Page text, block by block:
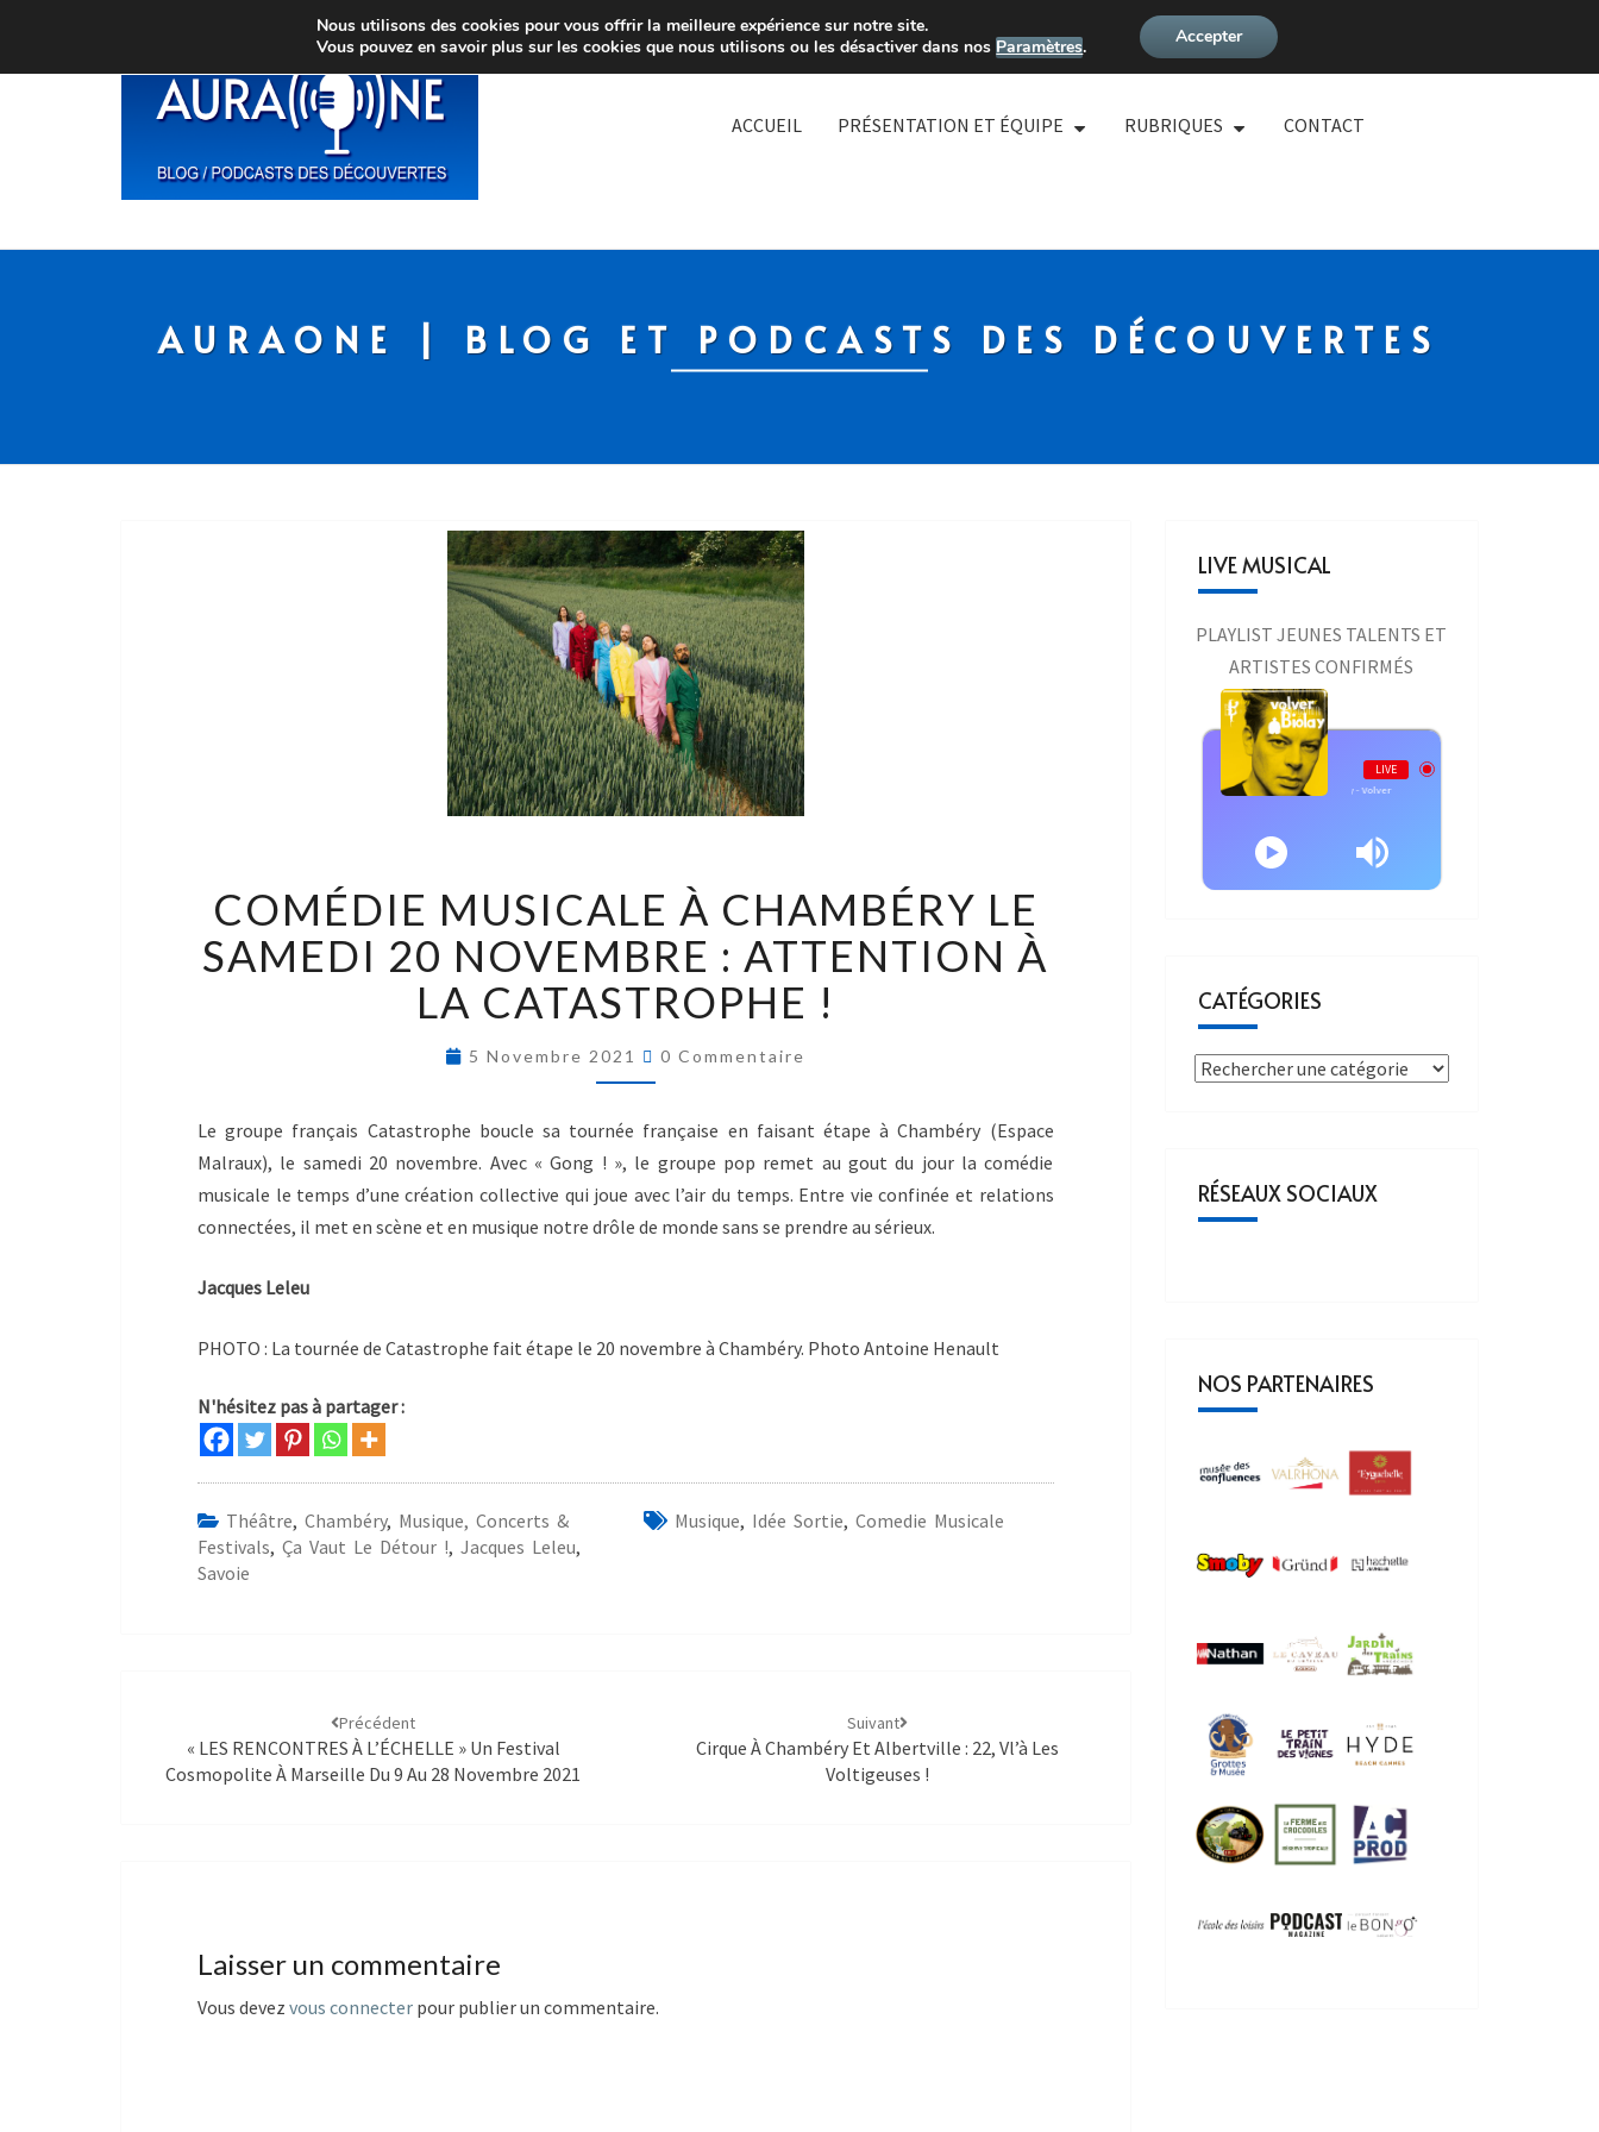
ACCUEIL PRÉSENTATION ET ÉQUIPE RUBRIQUES CONTACT
AURAONE | BLOG ET PODCASTS DES DÉCOUVERTES
COMÉDIE MUSICALE À CHAMBÉRY LE
SAMEDI 20 NOVEMBRE : ATTENTION À
LA CATASTROPHE !
5 Novembre 2021 0 Commentaire
Le groupe français Catastrophe boucle sa tournée française en faisant étape à Chambéry (Espace
Malraux), le samedi 20 novembre. Avec « Gong ! », le groupe pop remet au gout du jour la comédie
musicale le temps d’une création collective qui joue avec l’air du temps. Entre vie confinée et relations
connectées, il met en scène et en musique notre drôle de monde sans se prendre au sérieux.
Jacques Leleu
PHOTO : La tournée de Catastrophe fait étape le 20 novembre à Chambéry. Photo Antoine Henault
N'hésitez pas à partager :
Théâtre, Chambéry, Musique, Concerts &
Festivals, Ça Vaut Le Détour !, Jacques Leleu,
Savoie
Musique, Idée Sortie, Comedie Musicale
Précédent
« LES RENCONTRES À L’ÉCHELLE » Un Festival
Cosmopolite À Marseille Du 9 Au 28 Novembre 2021
Suivant
Cirque À Chambéry Et Albertville : 22, Vl’à Les
Voltigeuses !
Laisser un commentaire
Vous devez vous connecter pour publier un commentaire.
LIVE MUSICAL
PLAYLIST JEUNES TALENTS ET
ARTISTES CONFIRMÉS
Live AURAONE
LIVE
Benjamin Biolay - Volver
CATÉGORIES
RÉSEAUX SOCIAUX
NOS PARTENAIRES
Nous utilisons des cookies pour vous offrir la meilleure expérience sur notre site.
Vous pouvez en savoir plus sur les cookies que nous utilisons ou les désactiver dans nosParamètres. Accepter